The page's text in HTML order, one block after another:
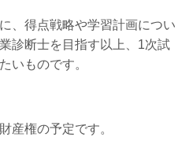
、得点戦略や学習計画につい
診断士を目指す以上、1次試
いものです。
産権の予定です。